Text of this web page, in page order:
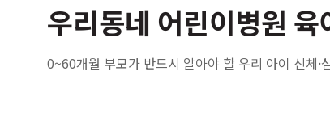
우리동네 어린이병원 육
0~60개월 부모가 반드시 알아야 할 우리 아이 신체·